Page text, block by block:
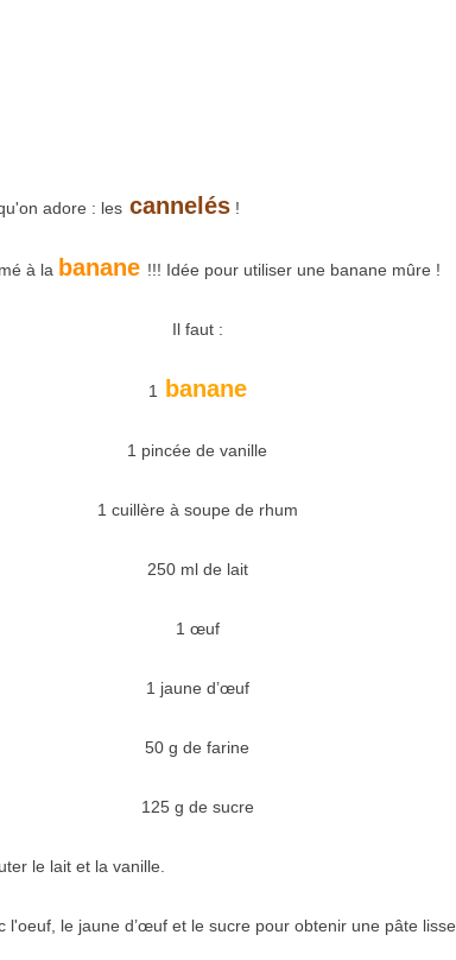
adore : les cannelés !
à la banane !!! Idée pour utiliser une banane mûre !
Il faut :
1 banane
1 pincée de vanille
1 cuillère à soupe de rhum
250 ml de lait
1 œuf
1 jaune d’œuf
50 g de farine
125 g de sucre
le lait et la vanille.
l'oeuf, le jaune d’œuf et le sucre pour obtenir une pâte lisse.